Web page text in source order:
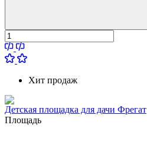
Хит продаж
Детская площадка для дачи Фрегат
Площадь